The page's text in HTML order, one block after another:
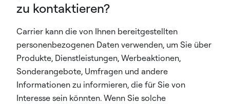
zu kontaktieren?
Carrier kann die von Ihnen bereitgestellten
personenbezogenen Daten verwenden, um Sie über
Produkte, Dienstleistungen, Werbeaktionen,
Sonderangebote, Umfragen und andere
Informationen zu informieren, die für Sie von
Interesse sein könnten. Wenn Sie solche